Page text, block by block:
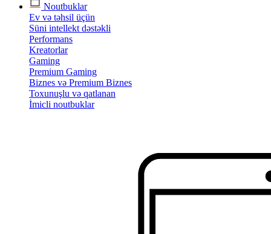
Noutbuklar
Ev və təhsil üçün
Süni intellekt dəstəkli
Performans
Kreatorlar
Gaming
Premium Gaming
Biznes və Premium Biznes
Toxunuşlu və qatlanan
İmicli noutbuklar